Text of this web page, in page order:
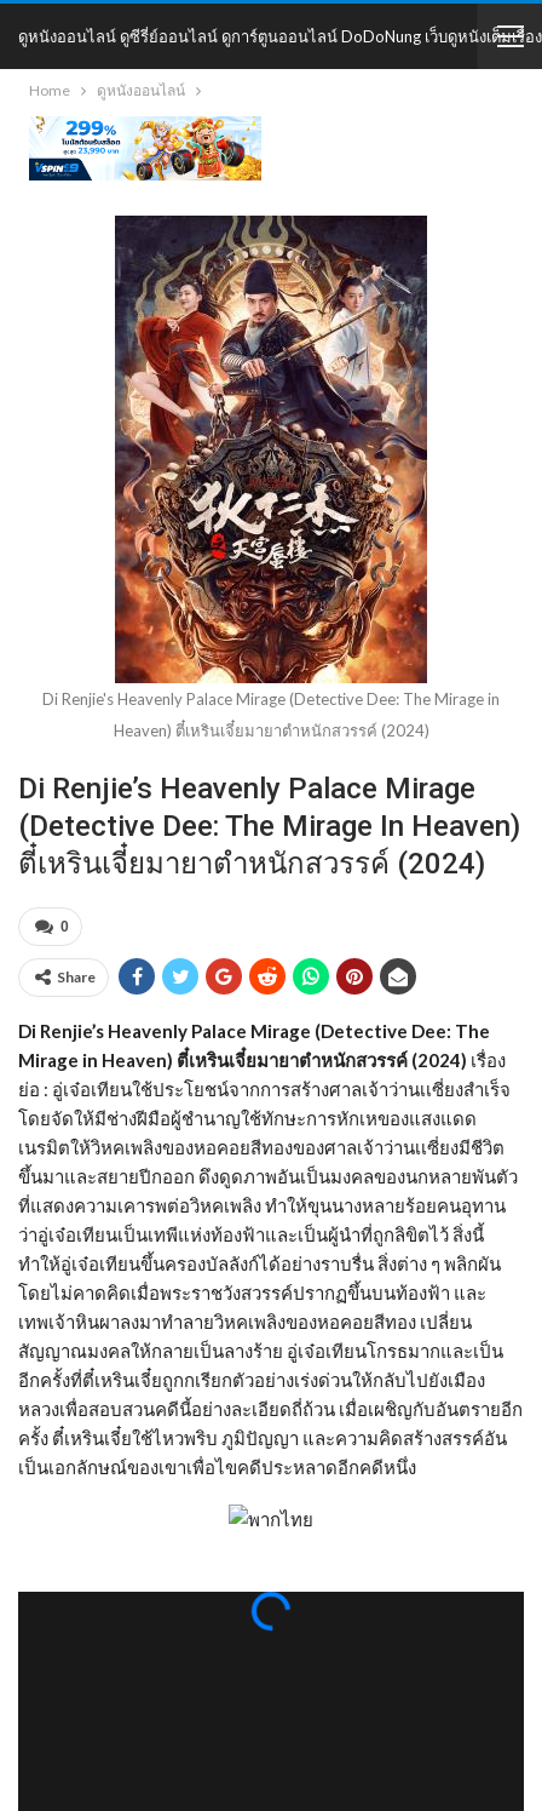
ดูหนังออนไลน์ ดูซีรี่ย์ออนไลน์ ดูการ์ตูนออนไลน์ DoDoNung เว็บดูหนังเต็มเรื่อง
DoDoNung
Home ดูหนังออนไลน์
Di Renjie's Heavenly Palace Mirage (Detective Dee: The Mirage in
Heaven) ตี๋เหรินเจี๋ยมายาตำหนักสวรรค์ (2024)
Di Renjie’s Heavenly Palace Mirage
(Detective Dee: The Mirage In Heaven)
ตี๋เหรินเจี๋ยมายาตำหนักสวรรค์ (2024)
0
Share
Di Renjie’s Heavenly Palace Mirage (Detective Dee: The
Mirage in Heaven) ตี๋เหรินเจี๋ยมายาตำหนักสวรรค์ (2024) เรื่อง
ย่อ : อู่เจ๋อเทียนใช้ประโยชน์จากการสร้างศาลเจ้าว่านเเซี่ยงสำเร็จ
โดยจัดให้มีช่างฝีมือผู้ชำนาญใช้ทักษะการหักเหของแสงแดด
เนรมิตให้วิหคเพลิงของหอคอยสีทองของศาลเจ้าว่านเเซี่ยงมีชีวิต
ขึ้นมาและสยายปีกออก ดึงดูดภาพอันเป็นมงคลของนกหลายพันตัว
ที่แสดงความเคารพต่อวิหคเพลิง ทำให้ขุนนางหลายร้อยคนอุทาน
ว่าอู่เจ๋อเทียนเป็นเทพีแห่งท้องฟ้าและเป็นผู้นำที่ถูกลิขิตไว้ สิ่งนี้
ทำให้อู่เจ๋อเทียนขึ้นครองบัลลังก์ได้อย่างราบรื่น สิ่งต่าง ๆ พลิกผัน
โดยไม่คาดคิดเมื่อพระราชวังสวรรค์ปรากฏขึ้นบนท้องฟ้า และ
เทพเจ้าหินผาลงมาทำลายวิหคเพลิงของหอคอยสีทอง เปลี่ยน
สัญญาณมงคลให้กลายเป็นลางร้าย อู่เจ๋อเทียนโกรธมากและเป็น
อีกครั้งที่ตี๋เหรินเจี๋ยถูกกเรียกตัวอย่างเร่งด่วนให้กลับไปยังเมือง
หลวงเพื่อสอบสวนคดีนี้อย่างละเอียดถี่ถ้วน เมื่อเผชิญกับอันตรายอีก
ครั้ง ตี๋เหรินเจี๋ยใช้ไหวพริบ ภูมิปัญญา และความคิดสร้างสรรค์อัน
เป็นเอกลักษณ์ของเขาเพื่อไขคดีประหลาดอีกคดีหนึ่ง